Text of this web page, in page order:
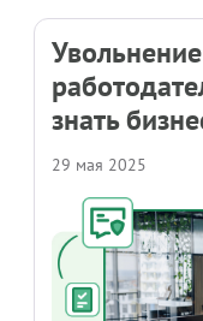
знать
29 мая 2025